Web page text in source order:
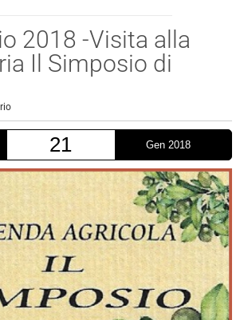
2018 -Visita alla
Il Simposio di
21 Gen 2018